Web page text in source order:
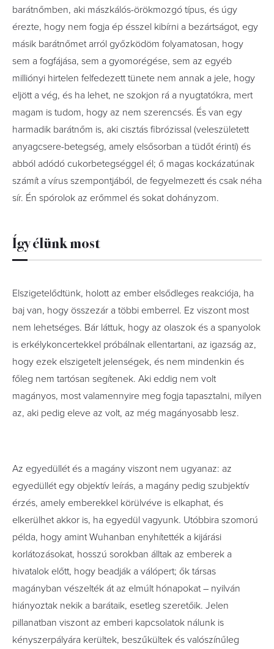
barátnőmben, aki mászkálós-örökmozgó típus, és úgy
érezte, hogy nem fogja ép ésszel kibírni a bezártságot, egy
másik barátnőmet arról győzködöm folyamatosan, hogy
sem a fogfájása, sem a gyomorégése, sem az egyéb
milliónyi hirtelen felfedezett tünete nem annak a jele, hogy
eljött a vég, és ha lehet, ne szokjon rá a nyugtatókra, mert
magam is tudom, hogy az nem szerencsés. És van egy
harmadik barátnőm is, aki cisztás fibrózissal (veleszületett
anyagcsere-betegség, amely elsősorban a tüdőt érinti) és
abból adódó cukorbetegséggel él; ő magas kockázatúnak
számít a vírus szempontjából, de fegyelmezett és csak néha
sír. Én spórolok az erőmmel és sokat dohányzom.
Így élünk most
Elszigetelődtünk, holott az ember elsődleges reakciója, ha
baj van, hogy összezár a többi emberrel. Ez viszont most
nem lehetséges. Bár láttuk, hogy az olaszok és a spanyolok
is erkélykoncertekkel próbálnak ellentartani, az igazság az,
hogy ezek elszigetelt jelenségek, és nem mindenkin és
főleg nem tartósan segítenek. Aki eddig nem volt
magányos, most valamennyire meg fogja tapasztalni, milyen
az, aki pedig eleve az volt, az még magányosabb lesz.
Az egyedüllét és a magány viszont nem ugyanaz: az
egyedüllét egy objektív leírás, a magány pedig szubjektív
érzés, amely emberekkel körülvéve is elkaphat, és
elkerülhet akkor is, ha egyedül vagyunk. Utóbbira szomorú
példa, hogy amint Wuhanban enyhítették a kijárási
korlátozásokat, hosszú sorokban álltak az emberek a
hivatalok előtt, hogy beadják a válópert; ők társas
magányban vészelték át az elmúlt hónapokat – nyilván
hiányoztak nekik a barátaik, esetleg szeretőik. Jelen
pillanatban viszont az emberi kapcsolatok nálunk is
kényszerpályára kerültek, beszűkültek és valószínűleg